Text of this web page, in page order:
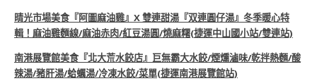
晴光市場美食『阿圖麻油雞』X 雙連甜湯『双連圓仔湯』冬季暖心特
輯！麻油雞麵線/麻油赤肉/紅豆湯圓/燒麻糬(捷運中山國小站/雙連站)
南港展覽館美食『北大荒水餃店』巨無霸大水餃/煙燻滷味/乾拌熱麵/酸
辣湯/豬肝湯/蛤蠣湯/冷凍水餃/菜單(捷運南港展覽館站)